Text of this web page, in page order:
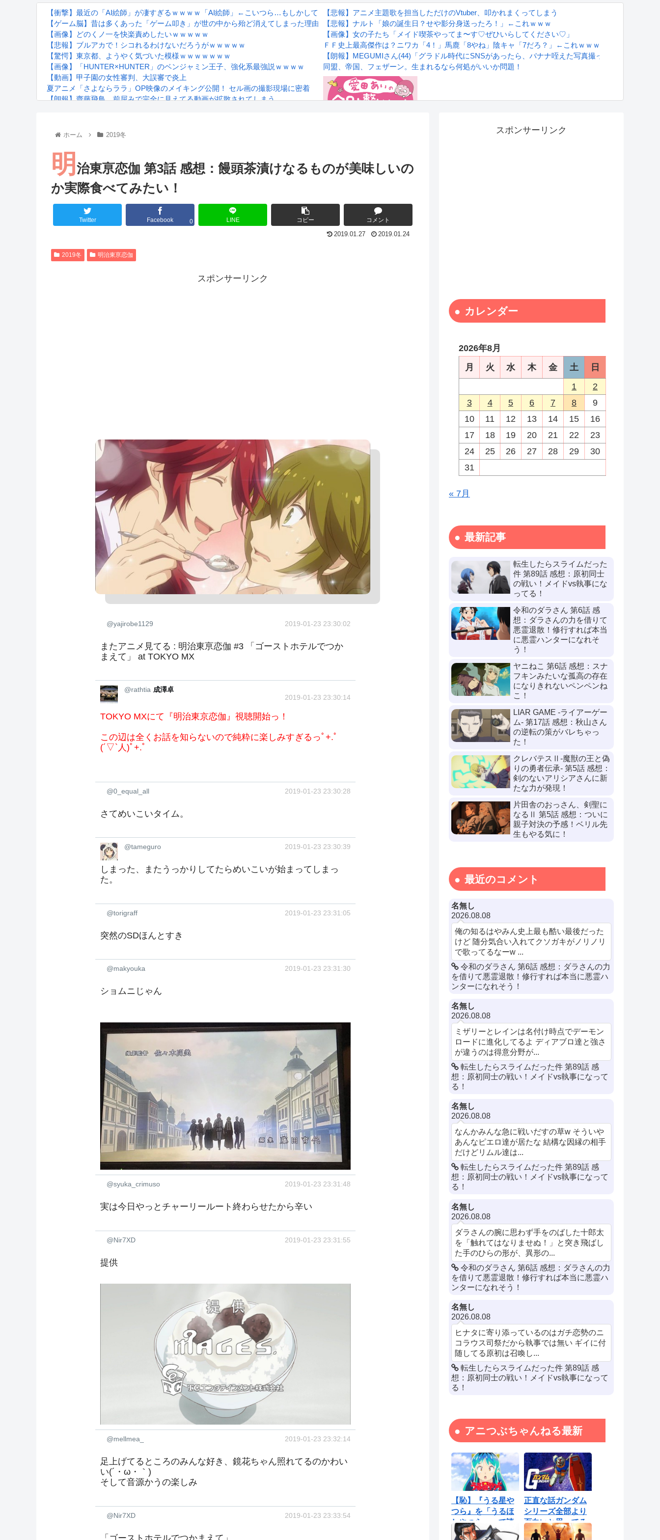
【衝撃】最近の「AI絵師」が凄すぎるｗｗｗｗ「AI絵師」←こいつら…もしかして…
【ゲーム脳】昔は多くあった「ゲーム叩き」が世の中から殆ど消えてしまった理由wwwwwwwwwwwwww
【画像】どのくノ一を快楽責めしたいｗｗｗｗｗ
【悲報】ブルアカで！シコれるわけないだろうがｗｗｗｗｗ
【驚愕】東京都、ようやく気づいた模様ｗｗｗｗｗｗｗ
【画像】「HUNTER×HUNTER」のベンジャミン王子、強化系最強説ｗｗｗｗ
【動画】甲子園の女性審判、大誤審で炎上
夏アニメ「さよならララ」OP映像のメイキング公開！ セル画の撮影現場に密着
【朗報】齋藤飛鳥、前屈みで完全に見えてる動画が拡散されてしまう…
るろうに剣心 -明治剣客浪漫譚- 京都動乱 第33話の感想
Powered by livedoor 相互RSS
【悲報】アニメ主題歌を担当しただけのVtuber、叩かれまくってしまう
【悲報】ナルト「娘の誕生日？せや影分身送ったろ！」←これｗｗｗ
【画像】女の子たち「メイド喫茶やってま〜す♡ぜひいらしてください♡」
ＦＦ史上最高傑作は？ニワカ「4！」馬鹿「8やね」陰キャ「7だろ？」←これｗｗｗ
【朗報】MEGUMIさん(44)「グラドル時代にSNSがあったら、バナナ咥えた写真撮ってたと思う」
同盟、帝国、フェザーン。生まれるなら何処がいいか問題！
ホーム 2019冬
明 治東亰恋伽 第3話 感想：饅頭茶漬けなるものが美味しいの
か実際食べてみたい！
Twitter Facebook 0 LINE コピー コメント
2019.01.27 2019.01.24
2019冬 明治東亰恋伽
スポンサーリンク
@yajirobe1129 2019-01-23 23:30:02
またアニメ見てる : 明治東亰恋伽 #3 「ゴーストホテルでつか
まえて」 at TOKYO MX
@rathtia 成澤卓
2019-01-23 23:30:14
TOKYO MXにて『明治東京恋伽』視聴開始っ！
この辺は全くお話を知らないので純粋に楽しみすぎるっﾟ+.ﾟ
(´▽`人)ﾟ+.ﾟ
@0_equal_all 2019-01-23 23:30:28
さてめいこいタイム。
@tameguro 2019-01-23 23:30:39
しまった、またうっかりしてたらめいこいが始まってしまっ
た。
@torigraff 2019-01-23 23:31:05
突然のSDほんとすき
@makyouka 2019-01-23 23:31:30
ショムニじゃん
@syuka_crimuso 2019-01-23 23:31:48
実は今日やっとチャーリールート終わらせたから辛い
@Nir7XD 2019-01-23 23:31:55
提供
@mellmea_ 2019-01-23 23:32:14
足上げてるところのみんな好き、鏡花ちゃん照れてるのかわい
い(´・ω・｀)
そして音源かうの楽しみ
@Nir7XD 2019-01-23 23:33:54
「ゴーストホテルでつかまえて」
スポンサーリンク
カレンダー
2026年8月
月
火 水 木 金 土
日
1
2
3
4 5 6 7 8
9
10
11 12 13 14 15
16
17
18 19 20 21 22
23
24
25 26 27 28 29
30
31
« 7月
最新記事
転生したらスライムだった
件 第89話 感想：原初同士
の戦い！メイドvs執事にな
ってる！
令和のダラさん 第6話 感
想：ダラさんの力を借りて
悪霊退散！修行すれば本当
に悪霊ハンターになれそ
う！
ヤニねこ 第6話 感想：スナ
フキンみたいな孤高の存在
になりきれないペンペンね
こ！
LIAR GAME -ライアーゲー
ム- 第17話 感想：秋山さん
の逆転の策がバレちゃっ
た！
クレバテスⅡ-魔獣の王と偽
りの勇者伝承- 第5話 感想：
剣のないアリシアさんに新
たな力が発現！
片田舎のおっさん、剣聖に
なるⅡ 第5話 感想：ついに
親子対決の予感！ベリル先
生もやる気に！
最近のコメント
名無し
2026.08.08
俺の知るはやみん史上最も酷い最後だった
けど 随分気合い入れてクソガキがノリノリ
で歌ってるなーw ...
令和のダラさん 第6話 感想：ダラさんの力
を借りて悪霊退散！修行すれば本当に悪霊ハ
ンターになれそう！
名無し
2026.08.08
ミザリーとレインは名付け時点でデーモン
ロードに進化してるよ ディアブロ達と強さ
が違うのは得意分野が...
転生したらスライムだった件 第89話 感
想：原初同士の戦い！メイドvs執事になって
る！
名無し
2026.08.08
なんかみんな急に戦いだすの草w そういや
あんなピエロ達が居たな 結構な因縁の相手
だけどリムル達は...
転生したらスライムだった件 第89話 感
想：原初同士の戦い！メイドvs執事になって
る！
名無し
2026.08.08
ダラさんの腕に思わず手をのばした十郎太
を「触れてはなりませぬ！」と突き飛ばし
た手のひらの形が、異形の...
令和のダラさん 第6話 感想：ダラさんの力
を借りて悪霊退散！修行すれば本当に悪霊ハ
ンターになれそう！
名無し
2026.08.08
ヒナタに寄り添っているのはガチ恋勢のニ
コラウス司祭だから執事では無い ギイに付
随してる原初は召喚し...
転生したらスライムだった件 第89話 感
想：原初同士の戦い！メイドvs執事になって
る！
アニつぶちゃんねる最新
【恥】『うる星や
つら』を「うるほ
しやつら」って読
んでたわ…勘...
正直な話ガンダム
シリーズ全部より
面白いと思ってる
ロボットアニ...